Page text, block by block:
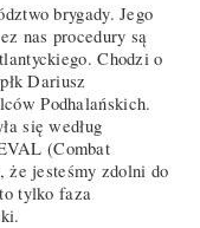
brygady. Jego
nas procedury są
Chodzi o
Dariusz
Podhalańskich.
się według
(Combat
że jesteśmy zdolni do
tylko faza